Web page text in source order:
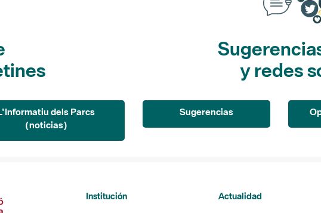
dels Parcs
(noticias)
y redes
Sugerencias
Institución Actualidad